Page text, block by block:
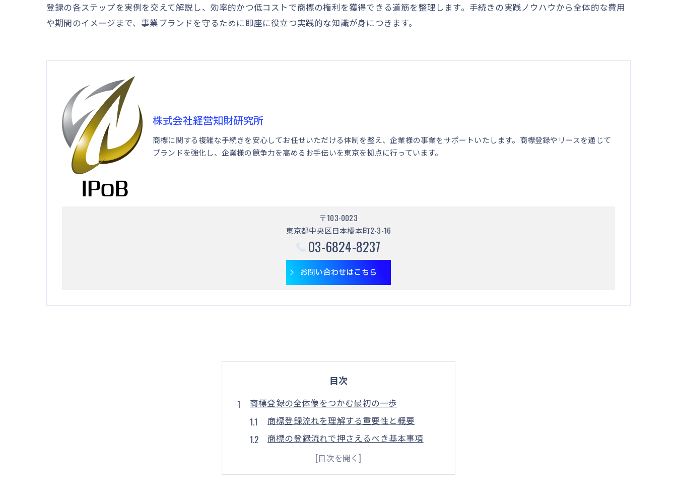
登録の各ステップを実例を交えて解説し、効率的かつ低コストで商標の権利を獲得できる道筋を整理します。手続きの実践ノウハウから全体的な費用
や期間のイメージまで、事業ブランドを守るために即座に役立つ実践的な知識が身につきます。
株式会社経営知財研究所
商標に関する複雑な手続きを安心してお任せいただける体制を整え、企業様の事業をサポートいたします。商標登録やリースを通じて
ブランドを強化し、企業様の競争力を高めるお手伝いを東京を拠点に行っています。
〒103-0023
東京都中央区日本橋本町2-3-16
03-6824-8237
お問い合わせはこちら
目次
商標登録の全体像をつかむ最初の一歩
商標登録流れを理解する重要性と概要
商標の登録流れで押さえるべき基本事項
商標出願流れと各ステップの関係性
商標登録申請の流れと注意点を知る